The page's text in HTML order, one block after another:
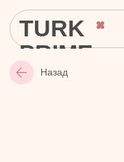
TURK
PRIME